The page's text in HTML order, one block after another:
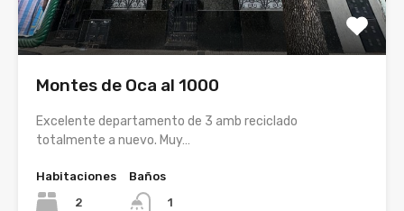
Montes de Oca al 1000
Excelente departamento de 3 amb reciclado
totalmente a nuevo. Muy…
Habitaciones
2
Baños
1